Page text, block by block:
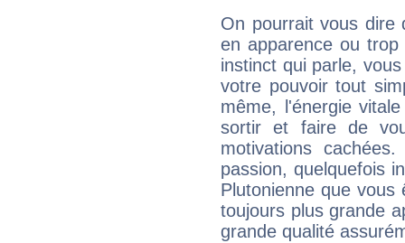
On pourrait vous dire
en apparence ou
instinct qui parle,
votre pouvoir tout
même, l'énergie
sortir et faire de
motivations
passion, quelquefois
Plutonienne que
toujours plus grande
grande qualité